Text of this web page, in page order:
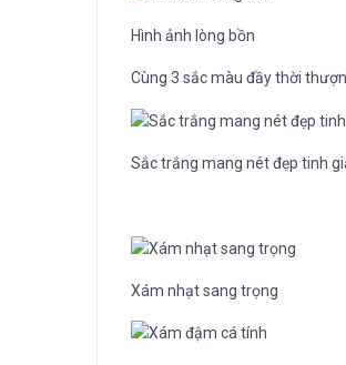
Hình ảnh lòng bồn
Cùng 3 sắc màu đầy thời
Sắc trắng mang nét đẹp tinh
Xám nhạt sang trọng